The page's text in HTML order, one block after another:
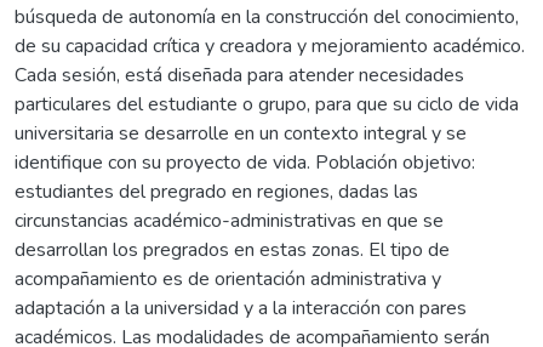
búsqueda de autonomía en la construcción del conocimiento,
de su capacidad crítica y creadora y mejoramiento académico.
Cada sesión, está diseñada para atender necesidades
particulares del estudiante o grupo, para que su ciclo de vida
universitaria se desarrolle en un contexto integral y se
identifique con su proyecto de vida. Población objetivo:
estudiantes del pregrado en regiones, dadas las
circunstancias académico-administrativas en que se
desarrollan los pregrados en estas zonas. El tipo de
acompañamiento es de orientación administrativa y
adaptación a la universidad y a la interacción con pares
académicos. Las modalidades de acompañamiento serán